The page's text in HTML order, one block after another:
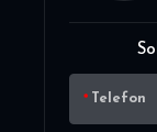
Telefon